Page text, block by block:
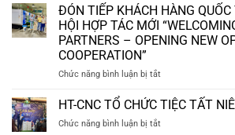
GIA
CÔNG
CƠ
XÁC
NGÀNH
NGHIỆP
HÀNG
XUẤT
KHẨU
USA
HOÀN
VÀ
SẴN
SÀNG
ĐÓN TIẾP KHÁCH HÀNG
HỘI HỢP TÁC MỚI
PARTNERS – OPENING NEW
COOPERATION”
Chức năng bình luận bị tắtở
TIẾP
KHÁCH
HÀNG
HT-CNC TỔ CHỨC TIỆC TẤT
Chức năng bình luận bị tắtở